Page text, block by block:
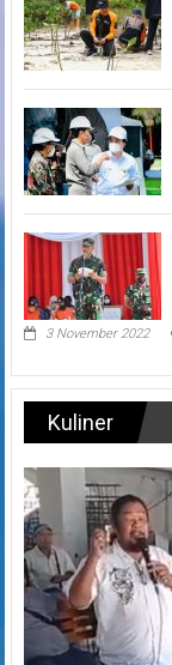
3 November 2022
Kuliner